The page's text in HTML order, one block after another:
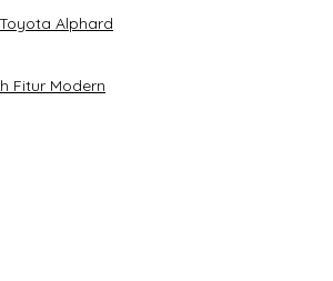
Alphard
Fitur Modern